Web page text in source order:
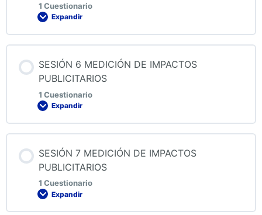
QUIZ 4 MEDICIÓN DE IMPACTOS PUBLICITARIOS
1 Cuestionario
Expandir
QUIZ 5 MEDICIÓN DE IMPACTOS PUBLICITARIOS
SESIÓN 6 MEDICIÓN DE IMPACTOS
PUBLICITARIOS
1 Cuestionario
Expandir
QUIZ 6 MEDICIÓN DE IMPACTOS PUBLICITARIOS
SESIÓN 7 MEDICIÓN DE IMPACTOS
PUBLICITARIOS
1 Cuestionario
Expandir